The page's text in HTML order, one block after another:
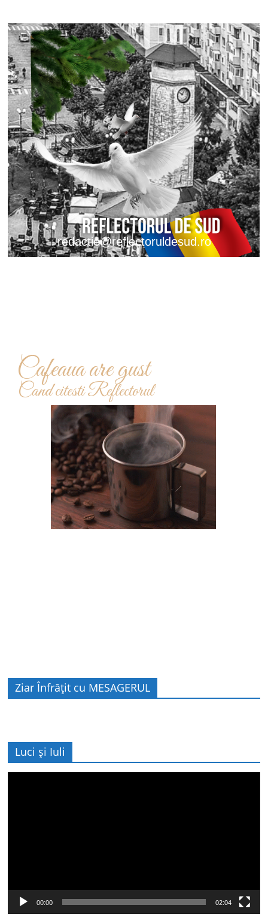
redactie@reflectoruldesud.ro
Cafeaua are gust
Cand citesti Reflectorul
Ziar Înfrățit cu MESAGERUL
Luci și Iuli
00:00 02:04